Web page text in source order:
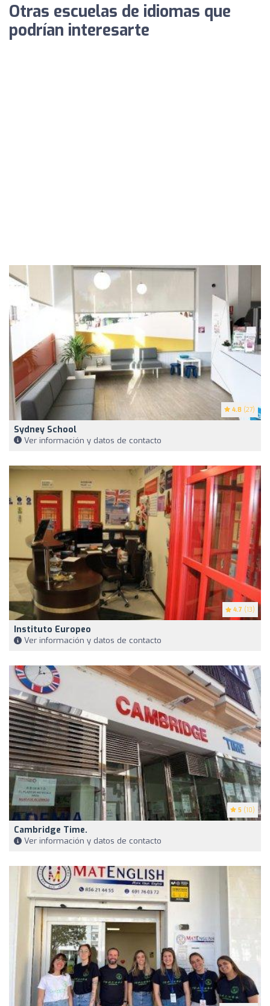
Otras escuelas de idiomas que
podrían interesarte
4.8 (27)
Sydney School
Ver información y datos de contacto
4.7 (13)
Instituto Europeo
Ver información y datos de contacto
5 (10)
Cambridge Time.
Ver información y datos de contacto